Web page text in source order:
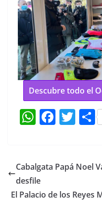
Descubre todo el
W
s
A
p
F
e
o
T
er
Cabalgata Papá Noel
desfile
El Palacio de los Reyes